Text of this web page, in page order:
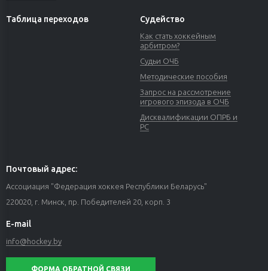
Таблица переходов Судейство
Как стать хоккейным
арбитром?
Судьи ОЧБ
Методические пособия
Запрос на рассмотрение
игрового эпизода в ОЧБ
Дисквалификации ОПРБ и
РС
Почтовый адрес:
Ассоциация "Федерация хоккея Республики Беларусь"
220020, г. Минск, пр. Победителей 20, корп. 3
E-mail
info@hockey.by
ФОРМА ОБРАТНОЙ СВЯЗИ